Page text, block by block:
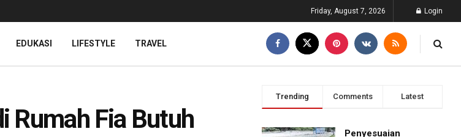
Friday, August 7, 2026 Login
EDUKASI LIFESTYLE TRAVEL
Rumah Fia Butuh
Trending Comments Latest
Penyesuaian